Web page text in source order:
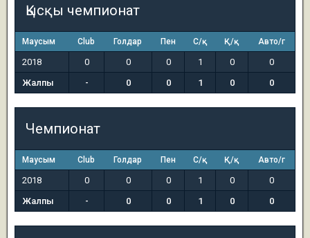
Қысқы чемпионат
Маусым Club Голдар Пен С/қ Қ/қ Авто/г
2018 0 0 0 1 0
0
Жалпы
- 0 0 1 0 0
Чемпионат
Маусым Club Голдар Пен С/қ Қ/қ Авто/г
2018 0 0 0 1 0
0
Жалпы
- 0 0 1 0 0